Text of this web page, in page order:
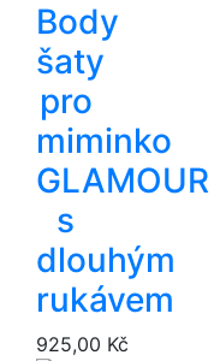
Body
šaty
pro
miminko
GLAMOUR
s
dlouhým
rukávem
925,00 Kč